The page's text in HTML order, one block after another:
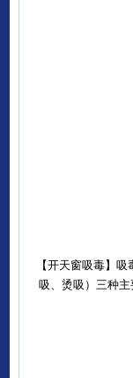
【开天窗吸毒】
吸、烫吸）三种